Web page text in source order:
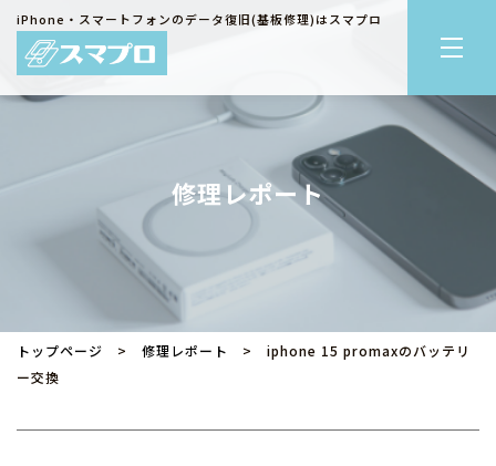
iPhone・スマートフォンのデータ復旧(基板修理)はスマプロ
修理レポート
トップページ > 修理レポート
> iphone 15 promaxのバッテリ
ー交換